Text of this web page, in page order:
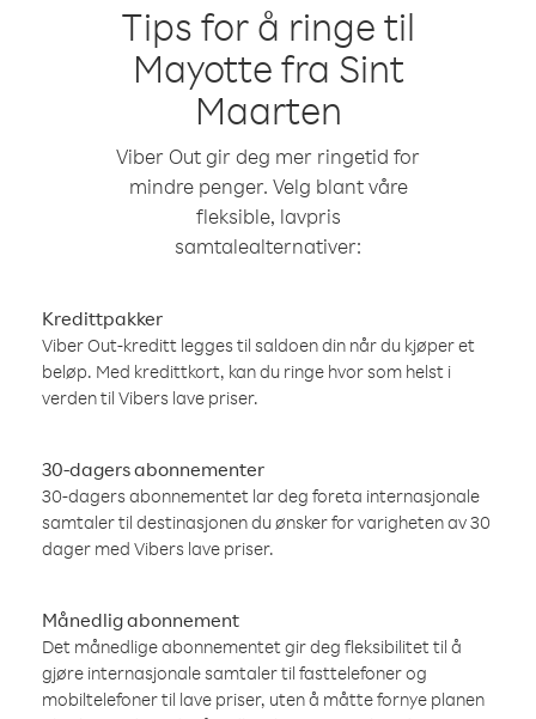
Tips for å ringe til
Mayotte fra Sint
Maarten
Viber Out gir deg mer ringetid for
mindre penger. Velg blant våre
fleksible, lavpris
samtalealternativer:
Kredittpakker
Viber Out-kreditt legges til saldoen din når du kjøper et
beløp. Med kredittkort, kan du ringe hvor som helst i
verden til Vibers lave priser.
30-dagers abonnementer
30-dagers abonnementet lar deg foreta internasjonale
samtaler til destinasjonen du ønsker for varigheten av 30
dager med Vibers lave priser.
Månedlig abonnement
Det månedlige abonnementet gir deg fleksibilitet til å
gjøre internasjonale samtaler til fasttelefoner og
mobiltelefoner til lave priser, uten å måtte fornye planen